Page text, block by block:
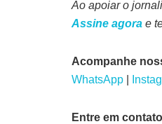
Ao apoiar o
Assine agora e
Acompanhe
WhatsApp
Entre em